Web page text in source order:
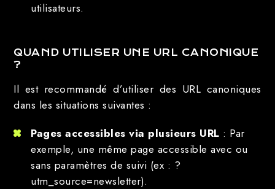
utilisateurs.
QUAND UTILISER UNE URL CANONIQUE
?
Il est recommandé d’utiliser des URL canoniques
dans les situations suivantes :
Pages accessibles via plusieurs URL : Par
exemple, une même page accessible avec ou
sans paramètres de suivi (ex : ?
utm_source=newsletter).